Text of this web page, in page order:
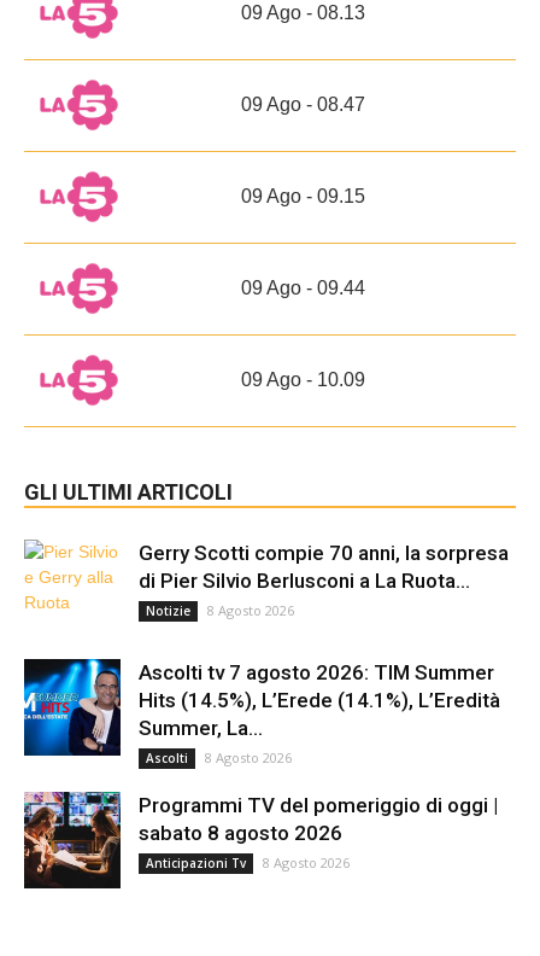
09 Ago - 08.13
09 Ago - 08.47
09 Ago - 09.15
09 Ago - 09.44
09 Ago - 10.09
GLI ULTIMI ARTICOLI
Gerry Scotti compie 70 anni, la sorpresa
di Pier Silvio Berlusconi a La Ruota...
Notizie 8 Agosto 2026
Ascolti tv 7 agosto 2026: TIM Summer
Hits (14.5%), L’Erede (14.1%), L’Eredità
Summer, La...
Ascolti 8 Agosto 2026
Programmi TV del pomeriggio di oggi |
sabato 8 agosto 2026
Anticipazioni Tv 8 Agosto 2026